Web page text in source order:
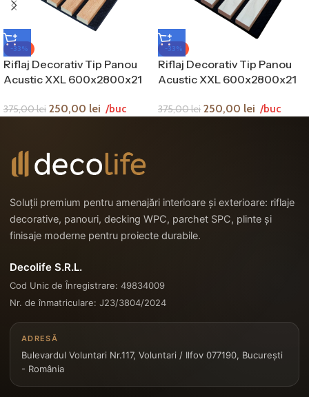
-33%
Riflaj Decorativ Tip Panou
Acustic XXL 600x2800x21
375,00lei 250,00 lei /buc
-33%
Riflaj Decorativ Tip Panou
Acustic XXL 600x2800x21
375,00lei 250,00 lei /buc
Soluții premium pentru amenajări interioare și exterioare: riflaje
decorative, panouri, decking WPC, parchet SPC, plinte și
finisaje moderne pentru proiecte durabile.
Decolife S.R.L.
Cod Unic de Înregistrare: 49834009
Nr. de înmatriculare: J23/3804/2024
ADRESĂ
Bulevardul Voluntari Nr.117, Voluntari / Ilfov 077190, București
- România